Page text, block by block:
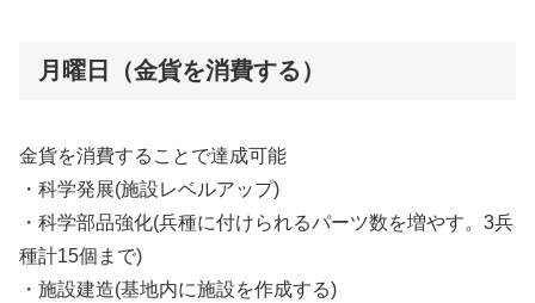
月曜日（金貨を消費する）
金貨を消費することで達成可能
・科学発展(施設レベルアップ)
・科学部品強化(兵種に付けられるパーツ数を増やす。3兵
種計15個まで)
・施設建造(基地内に施設を作成する)